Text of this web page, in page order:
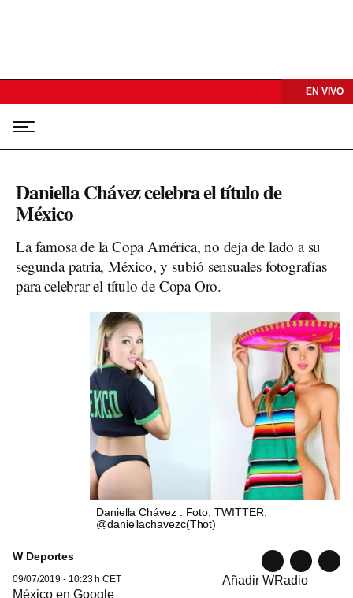
EN VIVO
Daniella Chávez celebra el título de
México
La famosa de la Copa América, no deja de lado a su
segunda patria, México, y subió sensuales fotografías
para celebrar el título de Copa Oro.
Daniella Chávez . Foto: TWITTER:
@daniellachavezc(Thot)
W Deportes
09/07/2019 - 10:23 h CET
Añadir WRadio
México en Google